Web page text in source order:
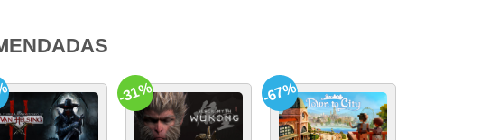
-31% -67%